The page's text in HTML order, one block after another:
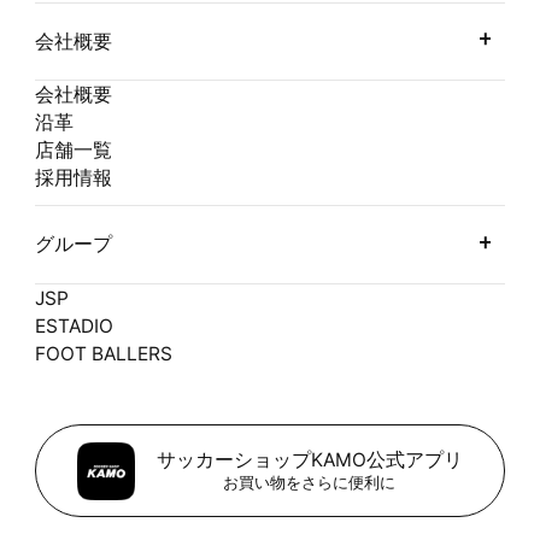
会社概要
会社概要
沿革
店舗一覧
採用情報
グループ
JSP
ESTADIO
FOOT BALLERS
サッカーショップKAMO公式アプリ
お買い物をさらに便利に